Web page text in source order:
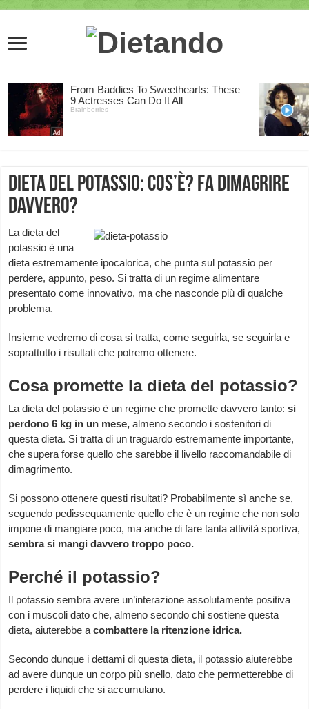
Dieta del Potassio: cos’è? Fa dimagrire
davvero?
La dieta del
potassio è una
dieta estremamente ipocalorica, che punta sul potassio per
perdere, appunto, peso. Si tratta di un regime alimentare
presentato come innovativo, ma che nasconde più di qualche
problema.
Insieme vedremo di cosa si tratta, come seguirla, se seguirla e
soprattutto i risultati che potremo ottenere.
Cosa promette la dieta del potassio?
La dieta del potassio è un regime che promette davvero tanto:si
perdono 6 kg in un mese, almeno secondo i sostenitori di
questa dieta. Si tratta di un traguardo estremamente importante,
che supera forse quello che sarebbe il livello raccomandabile di
dimagrimento.
Si possono ottenere questi risultati? Probabilmente sì anche se,
seguendo pedissequamente quello che è un regime che non solo
impone di mangiare poco, ma anche di fare tanta attività sportiva,
sembra si mangi davvero troppo poco.
Perché il potassio?
Il potassio sembra avere un’interazione assolutamente positiva
con i muscoli dato che, almeno secondo chi sostiene questa
dieta, aiuterebbe acombattere la ritenzione idrica.
Secondo dunque i dettami di questa dieta, il potassio aiuterebbe
ad avere dunque un corpo più snello, dato che permetterebbe di
perdere i liquidi che si accumulano.